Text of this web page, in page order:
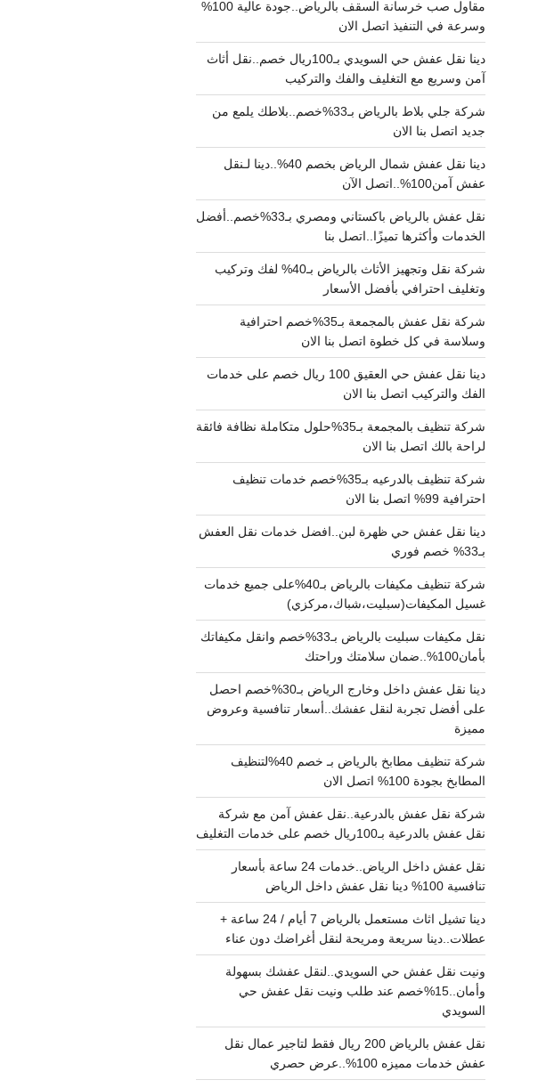
مقاول صب خرسانة السقف بالرياض..جودة عالية 100%
وسرعة في التنفيذ اتصل الان
دينا نقل عفش حي السويدي بـ100ريال خصم..نقل أثاث
آمن وسريع مع التغليف والفك والتركيب
شركة جلي بلاط بالرياض بـ33%خصم..بلاطك يلمع من
جديد اتصل بنا الان
دينا نقل عفش شمال الرياض بخصم 40%..دينا لـنقل
عفش آمن100%..اتصل الآن
نقل عفش بالرياض باكستاني ومصري بـ33%خصم..أفضل
الخدمات وأكثرها تميزًا..اتصل بنا
شركة نقل وتجهيز الأثاث بالرياض بـ40% لفك وتركيب
وتغليف احترافي بأفضل الأسعار
شركة نقل عفش بالمجمعة بـ35%خصم احترافية
وسلاسة في كل خطوة اتصل بنا الان
دينا نقل عفش حي العقيق 100 ريال خصم على خدمات
الفك والتركيب اتصل بنا الان
شركة تنظيف بالمجمعة بـ35%حلول متكاملة نظافة فائقة
لراحة بالك اتصل بنا الان
شركة تنظيف بالدرعيه بـ35%خصم خدمات تنظيف
احترافية 99% اتصل بنا الان
دينا نقل عفش حي ظهرة لبن..افضل خدمات نقل العفش
بـ33% خصم فوري
شركة تنظيف مكيفات بالرياض بـ40%على جميع خدمات
غسيل المكيفات(سبليت،شباك،مركزي)
نقل مكيفات سبليت بالرياض بـ33%خصم وانقل مكيفاتك
بأمان100%..ضمان سلامتك وراحتك
دينا نقل عفش داخل وخارج الرياض بـ30%خصم احصل
على أفضل تجربة لنقل عفشك..أسعار تنافسية وعروض
مميزة
شركة تنظيف مطابخ بالرياض بـ خصم 40%لتنظيف
المطابخ بجودة 100% اتصل الان
شركة نقل عفش بالدرعية..نقل عفش آمن مع شركة
نقل عفش بالدرعية بـ100ريال خصم على خدمات التغليف
نقل عفش داخل الرياض..خدمات 24 ساعة بأسعار
تنافسية 100% دينا نقل عفش داخل الرياض
دينا تشيل اثاث مستعمل بالرياض 7 أيام / 24 ساعة +
عطلات..دينا سريعة ومريحة لنقل أغراضك دون عناء
ونيت نقل عفش حي السويدي..لنقل عفشك بسهولة
وأمان..15%خصم عند طلب ونيت نقل عفش حي
السويدي
نقل عفش بالرياض 200 ريال فقط لتاجير عمال نقل
عفش خدمات مميزه 100%..عرض حصري